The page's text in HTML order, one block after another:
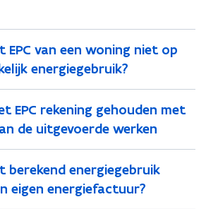
EPC van een woning niet op
energiegebruik?
EPC rekening gehouden met
de uitgevoerde werken
berekend energiegebruik
eigen energiefactuur?